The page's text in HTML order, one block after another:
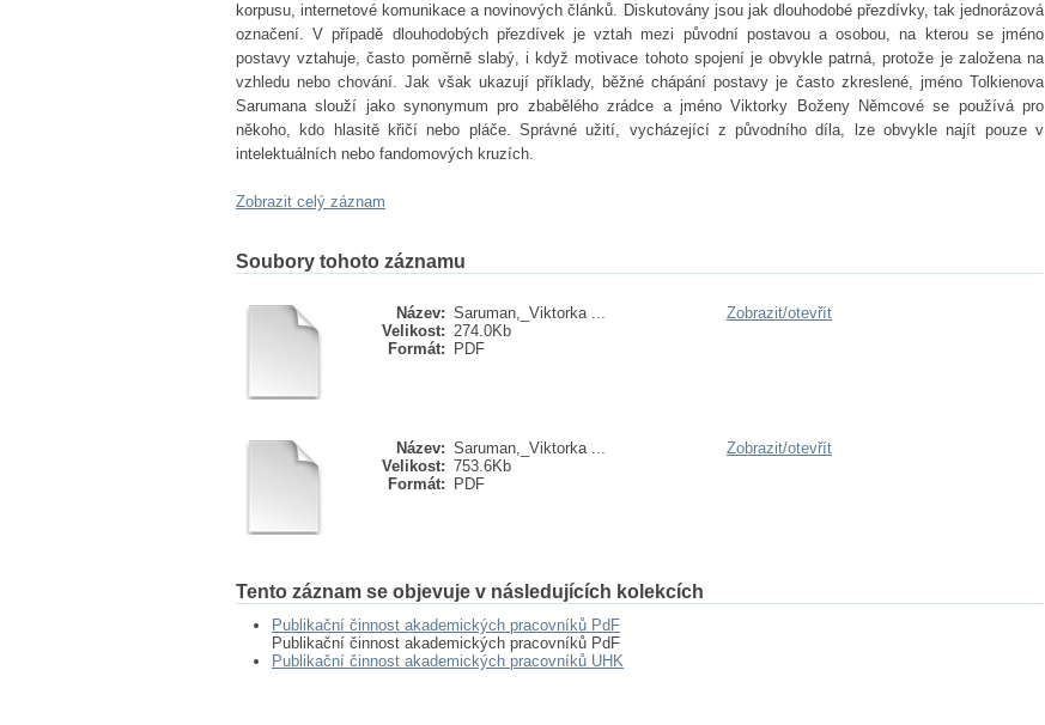
korpusu, internetové komunikace a novinových článků. Diskutovány jsou jak dlouhodobé přezdívky, tak jednorázová
označení. V případě dlouhodobých přezdívek je vztah mezi původní postavou a osobou, na kterou se jméno
postavy vztahuje, často poměrně slabý, i když motivace tohoto spojení je obvykle patrná, protože je založena na
vzhledu nebo chování. Jak však ukazují příklady, běžné chápání postavy je často zkreslené, jméno Tolkienova
Sarumana slouží jako synonymum pro zbabělého zrádce a jméno Viktorky Boženy Němcové se používá pro
někoho, kdo hlasitě křičí nebo pláče. Správné užití, vycházející z původního díla, lze obvykle najít pouze v
intelektuálních nebo fandomových kruzích.
Zobrazit celý záznam
Soubory tohoto záznamu
Název: Saruman,_Viktorka ...
Velikost: 274.0Kb
Formát:
PDF
Zobrazit/otevřít
Název: Saruman,_Viktorka ...
Velikost: 753.6Kb
Formát:
PDF
Zobrazit/otevřít
Tento záznam se objevuje v následujících kolekcích
Publikační činnost akademických pracovníků PdF
Publikační činnost akademických pracovníků PdF
Publikační činnost akademických pracovníků UHK